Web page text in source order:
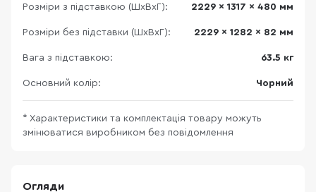
Розміри з підставкою (ШхВхГ): 2229 x 1317 x 480 мм
Розміри без підставки (ШхВхГ): 2229 x 1282 x 82 мм
Вага з підставкою: 63.5 кг
Основний колір: Чорний
* Характеристики та комплектація товару можуть
змінюватися виробником без повідомлення
Огляди